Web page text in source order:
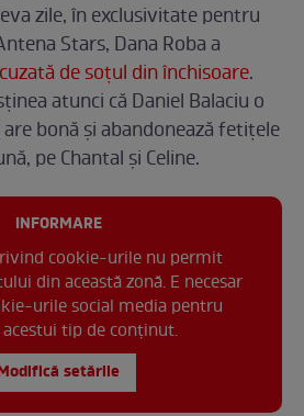
zile, în exclusivitate pentru
Stars, Dana Roba a
de soțul din închisoare.
atunci că Daniel Balaciu o
bonă și abandonează fetițele
pe Chantal și Celine.
INFORMARE
cookie-urile nu permit
din această zonă. E necesar
urile social media pentru
tip de conținut.
setările